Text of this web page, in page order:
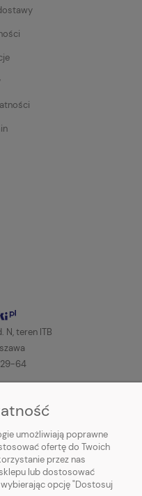
N, teren ITB
29-64
NIEDOSTĘPNY!
umożliwiają poprawne
ofertę do Twoich
przez nas
lub dostosować
opcję "Dostosuj